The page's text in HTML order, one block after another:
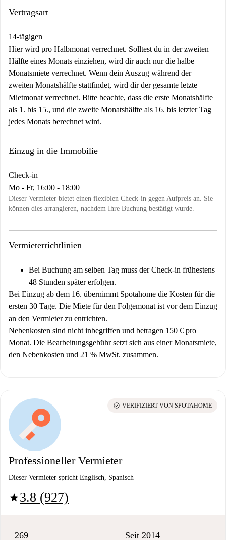
Vertragsart
14-tägigen
Hier wird pro Halbmonat verrechnet. Solltest du in der zweiten
Hälfte eines Monats einziehen, wird dir auch nur die halbe
Monatsmiete verrechnet. Wenn dein Auszug während der
zweiten Monatshälfte stattfindet, wird dir der gesamte letzte
Mietmonat verrechnet. Bitte beachte, dass die erste Monatshälfte
als 1. bis 15., und die zweite Monatshälfte als 16. bis letzter Tag
jedes Monats berechnet wird.
Einzug in die Immobilie
Check-in
Mo - Fr, 16:00 - 18:00
Dieser Vermieter bietet einen flexiblen Check-in gegen Aufpreis an. Sie
können dies arrangieren, nachdem Ihre Buchung bestätigt wurde.
Vermieterrichtlinien
Bei Buchung am selben Tag muss der Check-in frühestens
48 Stunden später erfolgen.
Bei Einzug ab dem 16. übernimmt Spotahome die Kosten für die
ersten 30 Tage. Die Miete für den Folgemonat ist vor dem Einzug
an den Vermieter zu entrichten.
Nebenkosten sind nicht inbegriffen und betragen 150 € pro
Monat. Die Bearbeitungsgebühr setzt sich aus einer Monatsmiete,
den Nebenkosten und 21 % MwSt. zusammen.
Professioneller Vermieter
Dieser Vermieter spricht Englisch, Spanisch
star3.8 (927)
check_circle VERIFIZIERT VON SPOTAHOME
269 Seit 2014